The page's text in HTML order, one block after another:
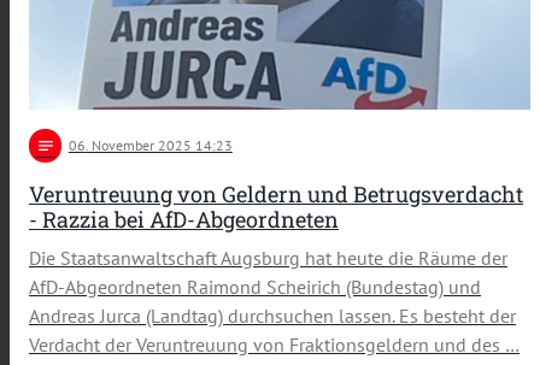
notes 06. November 2025 14:23
Veruntreuung von Geldern und Betrugsverdacht
- Razzia bei AfD-Abgeordneten
Die Staatsanwaltschaft Augsburg hat heute die Räume der
AfD-Abgeordneten Raimond Scheirich (Bundestag) und
Andreas Jurca (Landtag) durchsuchen lassen. Es besteht der
Verdacht der Veruntreuung von Fraktionsgeldern und des …